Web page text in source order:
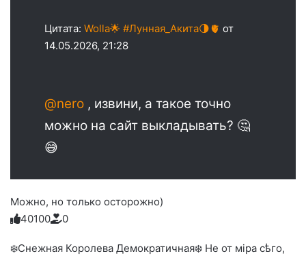
Цитата: Wolla🌟 #Лунная_Акита🌗🫀 от
14.05.2026, 21:28
@nero , извини, а такое точно
можно на сайт выкладывать? 🤔
😅
Можно, но только осторожно)
Голосуйте
вверх.
4
Нажмите
реакцию:
0
Нажмите
реакцию:
1
Нажмите
реакцию:
0
Нажмите
реакцию:
0
Нажмите
благодарю
0
❄️Снежная Королева Демократичная❄️ Не от мiра сѣго,